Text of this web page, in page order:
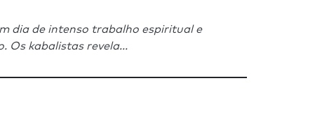
dia de intenso trabalho espiritual e
Os kabalistas revela...